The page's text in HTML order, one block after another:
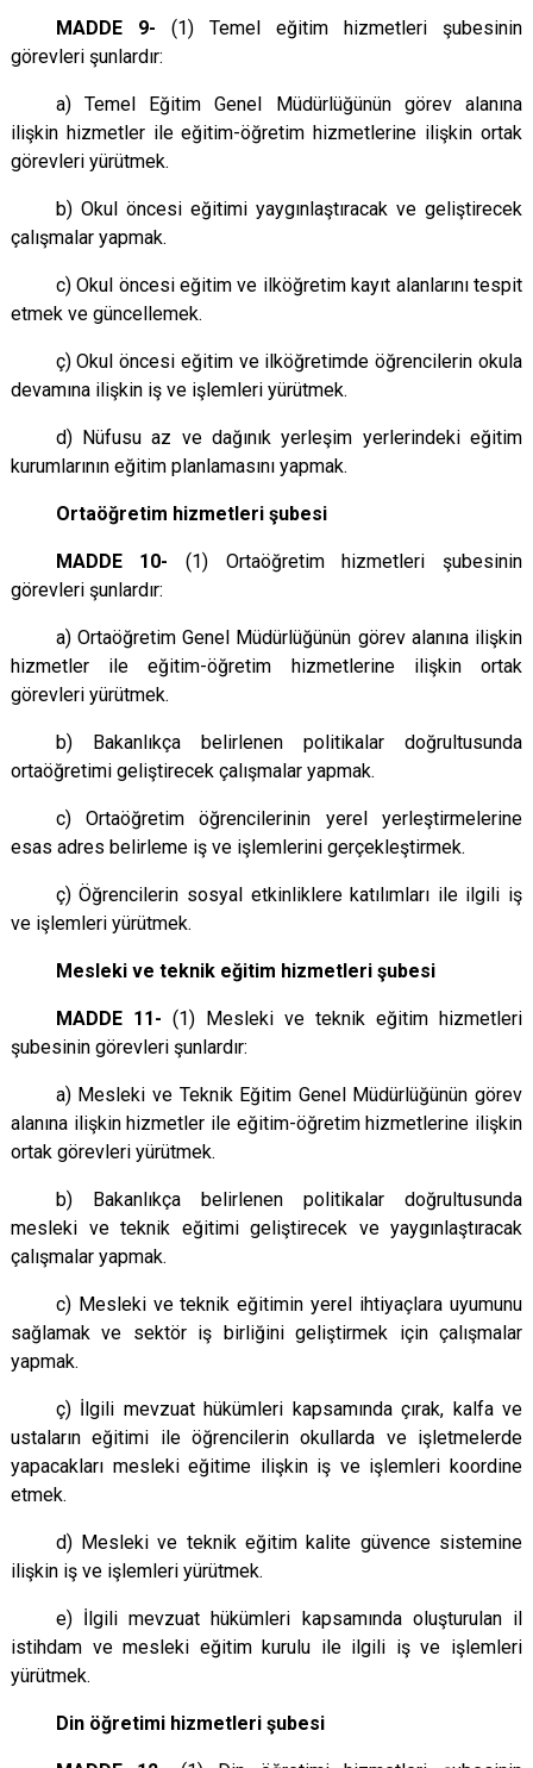
MADDE 9- (1) Temel eğitim hizmetleri şubesinin
görevleri şunlardır:
a) Temel Eğitim Genel Müdürlüğünün görev alanına
ilişkin hizmetler ile eğitim-öğretim hizmetlerine ilişkin ortak
görevleri yürütmek.
b) Okul öncesi eğitimi yaygınlaştıracak ve geliştirecek
çalışmalar yapmak.
c) Okul öncesi eğitim ve ilköğretim kayıt alanlarını tespit
etmek ve güncellemek.
ç) Okul öncesi eğitim ve ilköğretimde öğrencilerin okula
devamına ilişkin iş ve işlemleri yürütmek.
d) Nüfusu az ve dağınık yerleşim yerlerindeki eğitim
kurumlarının eğitim planlamasını yapmak.
Ortaöğretim hizmetleri şubesi
MADDE 10- (1) Ortaöğretim hizmetleri şubesinin
görevleri şunlardır:
a) Ortaöğretim Genel Müdürlüğünün görev alanına ilişkin
hizmetler ile eğitim-öğretim hizmetlerine ilişkin ortak
görevleri yürütmek.
b) Bakanlıkça belirlenen politikalar doğrultusunda
ortaöğretimi geliştirecek çalışmalar yapmak.
c) Ortaöğretim öğrencilerinin yerel yerleştirmelerine
esas adres belirleme iş ve işlemlerini gerçekleştirmek.
ç) Öğrencilerin sosyal etkinliklere katılımları ile ilgili iş
ve işlemleri yürütmek.
Mesleki ve teknik eğitim hizmetleri şubesi
MADDE 11- (1) Mesleki ve teknik eğitim hizmetleri
şubesinin görevleri şunlardır:
a) Mesleki ve Teknik Eğitim Genel Müdürlüğünün görev
alanına ilişkin hizmetler ile eğitim-öğretim hizmetlerine ilişkin
ortak görevleri yürütmek.
b) Bakanlıkça belirlenen politikalar doğrultusunda
mesleki ve teknik eğitimi geliştirecek ve yaygınlaştıracak
çalışmalar yapmak.
c) Mesleki ve teknik eğitimin yerel ihtiyaçlara uyumunu
sağlamak ve sektör iş birliğini geliştirmek için çalışmalar
yapmak.
ç) İlgili mevzuat hükümleri kapsamında çırak, kalfa ve
ustaların eğitimi ile öğrencilerin okullarda ve işletmelerde
yapacakları mesleki eğitime ilişkin iş ve işlemleri koordine
etmek.
d) Mesleki ve teknik eğitim kalite güvence sistemine
ilişkin iş ve işlemleri yürütmek.
e) İlgili mevzuat hükümleri kapsamında oluşturulan il
istihdam ve mesleki eğitim kurulu ile ilgili iş ve işlemleri
yürütmek.
Din öğretimi hizmetleri şubesi